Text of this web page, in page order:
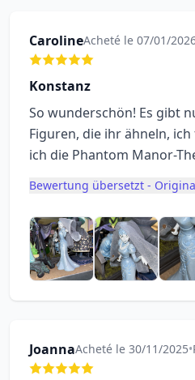
CarolineAcheté le 07/01/
Konstanz
So wunderschön! Es gibt
Figuren, die ihr ähneln,
ich die Phantom Manor-
Bewertung übersetzt -
JoannaAcheté le 30/11/2025•